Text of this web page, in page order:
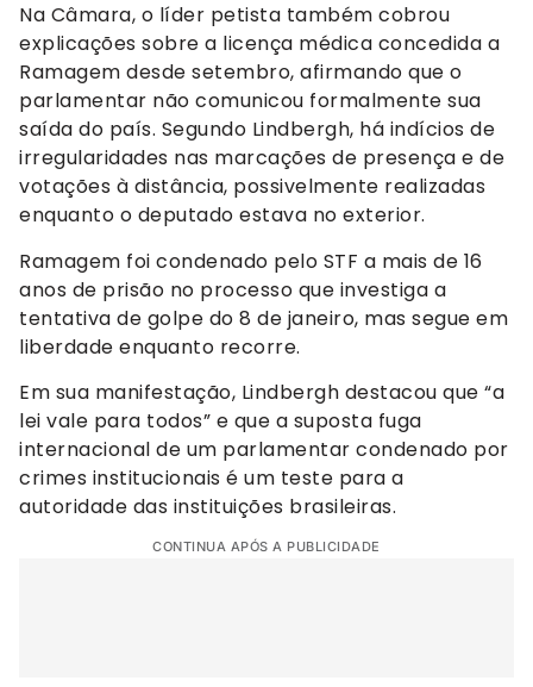
Na Câmara, o líder petista também cobrou
explicações sobre a licença médica concedida a
Ramagem desde setembro, afirmando que o
parlamentar não comunicou formalmente sua
saída do país. Segundo Lindbergh, há indícios de
irregularidades nas marcações de presença e de
votações à distância, possivelmente realizadas
enquanto o deputado estava no exterior.
Ramagem foi condenado pelo STF a mais de 16
anos de prisão no processo que investiga a
tentativa de golpe do 8 de janeiro, mas segue em
liberdade enquanto recorre.
Em sua manifestação, Lindbergh destacou que “a
lei vale para todos” e que a suposta fuga
internacional de um parlamentar condenado por
crimes institucionais é um teste para a
autoridade das instituições brasileiras.
CONTINUA APÓS A PUBLICIDADE